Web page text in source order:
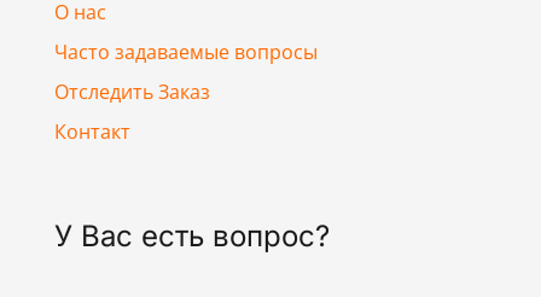
О нас
Часто задаваемые вопросы
Отследить Заказ
Контакт
У Вас есть вопрос?